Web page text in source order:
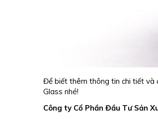
Để biết thêm thông tin chi tiết và
Glass nhé!
Công ty Cổ Phần Đầu Tư Sản